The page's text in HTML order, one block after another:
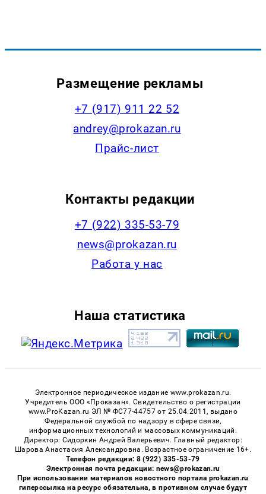
Размещение рекламы
+7 (917) 911 22 52
andrey@prokazan.ru
Прайс-лист
Контакты редакции
+7 (922) 335-53-79
news@prokazan.ru
Работа у нас
Наша статистика
Электронное периодическое издание www.prokazan.ru.
Учредитель ООО «Проказан». Cвидетельство о регистрации
www.ProKazan.ru ЭЛ № ФС77-44757 от 25.04.2011, выдано
Федеральной службой по надзору в сфере связи,
информационных технологий и массовых коммуникаций.
Директор: Сидоркин Андрей Валерьевич. Главный редактор:
Шарова Анастасия Александровна. Возрастное ограничение 16+.
Телефон редакции: 8 (922) 335-53-79
Электронная почта редакции: news@prokazan.ru
При использовании материалов новостного портала prokazan.ru
гиперссылка на ресурс обязательна, в противном случае будут